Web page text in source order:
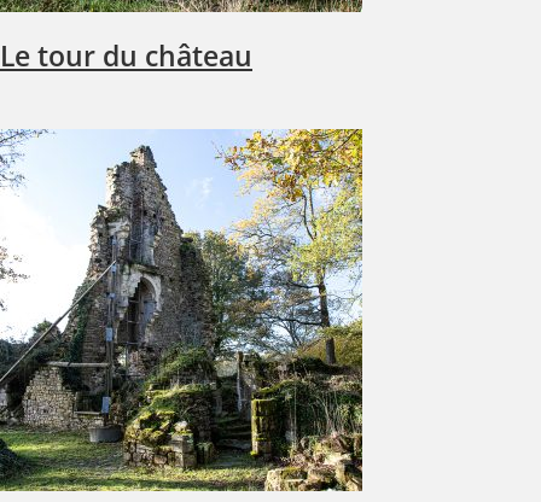
Le tour du château